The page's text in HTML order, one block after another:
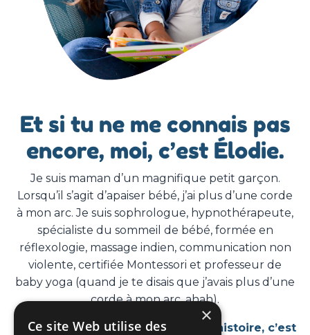
Et si tu ne me connais pas
encore, moi, c’est Élodie.
Je suis maman d’un magnifique petit garçon.
Lorsqu’il s’agit d’apaiser bébé, j’ai plus d’une corde
à mon arc. Je suis sophrologue, hypnothérapeute,
spécialiste du sommeil de bébé, formée en
réflexologie, massage indien, communication non
violente, certifiée Montessori et professeur de
baby yoga (quand je te disais que j’avais plus d’une
corde à mon arc, ahah).
Si tu veux en savoir plus sur mon histoire, c’est
×
Ce site Web utilise des